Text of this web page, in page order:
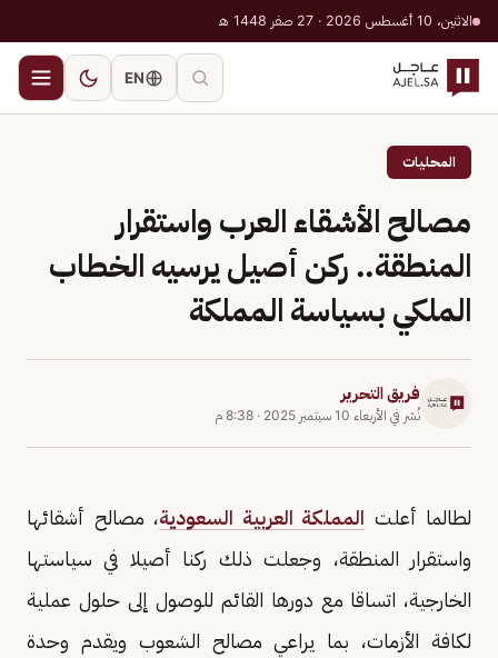
الاثنين، 10 أغسطس 2026 · 27 صفر 1448 هـ
EN
المحليات
مصالح الأشقاء العرب واستقرار
المنطقة.. ركن أصيل يرسيه الخطاب
الملكي بسياسة المملكة
فريق التحرير
نُشر في الأربعاء 10 سبتمبر 2025 · 8:38 م
لطالما أعلت المملكة العربية السعودية، مصالح أشقائها
واستقرار المنطقة، وجعلت ذلك ركنا أصيلا في سياستها
الخارجية، اتساقا مع دورها القائم للوصول إلى حلول عملية
لكافة الأزمات، بما يراعي مصالح الشعوب ويقدم وحدة